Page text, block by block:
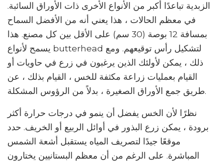
الزبدية تباعدًا أكبر من الأنواع الأخرى ذات الأوراق السائبة.
في معظم الحالات ، هذا يعني أنه من الأفضل السماح
بمسافة 12 بوصة (30 سم) على الأقل بين كل مصنع. هذا
يسمح لأنواع butterhead لتشكيل رأس توقيعهم. ومع
ذلك ، يمكن لأولئك الذين يرغبون في زرع في حاويات أو
القيام بعمليات زراعة مكثفة للخس ، القيام بذلك ، عن
طريق جمع الأوراق الصغيرة ، بدلاً من الرؤوس المشكلة.
نظرًا لأن الخس يفضل أن ينمو في درجات حرارة أكثر
برودة ، يمكن زرع البذور في أوائل الربيع أو الخريف. حدد
موقعًا جيدًا لتصريف المياه يستقبل أشعة الشمس
المباشرة. على الرغم من أن معظم البستانيين يختارون